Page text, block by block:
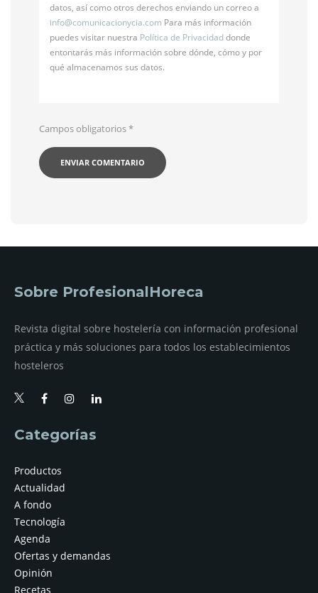
datos, así como otros derechos enviando un correo a
info@comunicacionycia.com Para más información
puedes visitar nuestra Política de Privacidaddonde
entontarás más información sobre dónde, cómo y por
qué almacenamos sus datos.
Campos obligatorios*
Sobre ProfesionalHoreca
Revista digital sobre hostelería con información profesional
práctica y más soluciones para todos los establecimientos
hosteleros
Categorías
Productos
Actualidad
A fondo
Tecnología
Agenda
Ofertas y demandas
Opinión
Recetas